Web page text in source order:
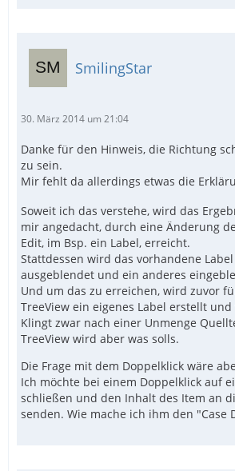
SmilingStar
30. März 2014 um 21:04
Danke für den Hinweis, die Richtung
zu sein.
Mir fehlt da allerdings etwas die
Soweit ich das verstehe, wird das
mir angedacht, durch eine Änderung
Edit, im Bsp. ein Label, erreicht.
Stattdessen wird das vorhandene
ausgeblendet und ein anderes
Und um das zu erreichen, wird zuvor
TreeView ein eigenes Label erstellt und
Klingt zwar nach einer Unmenge
TreeView wird aber was solls.
Die Frage mit dem Doppelklick wäre
Ich möchte bei einem Doppelklick auf
schließen und den Inhalt des Item an
senden. Wie mache ich ihm den "Case